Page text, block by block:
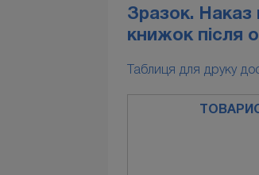
Зразок. Наказ
книжок після
Таблиця для друку